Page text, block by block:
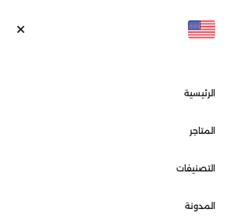
الرئيسية
المتاجر
التصنيفات
المدونة